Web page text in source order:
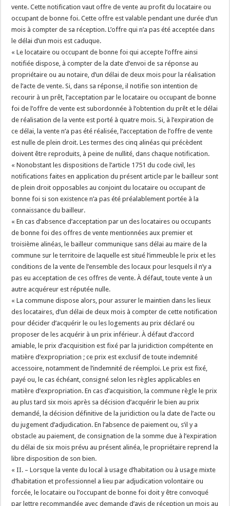
vente. Cette notification vaut offre de vente au profit du locataire ou
occupant de bonne foi. Cette offre est valable pendant une durée d’un
mois à compter de sa réception. L’offre qui n’a pas été acceptée dans
le délai d’un mois est caduque.
« Le locataire ou occupant de bonne foi qui accepte l’offre ainsi
notifiée dispose, à compter de la date d’envoi de sa réponse au
propriétaire ou au notaire, d’un délai de deux mois pour la réalisation
de l’acte de vente. Si, dans sa réponse, il notifie son intention de
recourir à un prêt, l’acceptation par le locataire ou occupant de bonne
foi de l’offre de vente est subordonnée à l’obtention du prêt et le délai
de réalisation de la vente est porté à quatre mois. Si, à l’expiration de
ce délai, la vente n’a pas été réalisée, l’acceptation de l’offre de vente
est nulle de plein droit. Les termes des cinq alinéas qui précèdent
doivent être reproduits, à peine de nullité, dans chaque notification.
« Nonobstant les dispositions de l’article 1751 du code civil, les
notifications faites en application du présent article par le bailleur sont
de plein droit opposables au conjoint du locataire ou occupant de
bonne foi si son existence n’a pas été préalablement portée à la
connaissance du bailleur.
« En cas d’absence d’acceptation par un des locataires ou occupants
de bonne foi des offres de vente mentionnées aux premier et
troisième alinéas, le bailleur communique sans délai au maire de la
commune sur le territoire de laquelle est situé l’immeuble le prix et les
conditions de la vente de l’ensemble des locaux pour lesquels il n’y a
pas eu acceptation de ces offres de vente. À défaut, toute vente à un
autre acquéreur est réputée nulle.
« La commune dispose alors, pour assurer le maintien dans les lieux
des locataires, d’un délai de deux mois à compter de cette notification
pour décider d’acquérir le ou les logements au prix déclaré ou
proposer de les acquérir à un prix inférieur. À défaut d’accord
amiable, le prix d’acquisition est fixé par la juridiction compétente en
matière d’expropriation ; ce prix est exclusif de toute indemnité
accessoire, notamment de l’indemnité de réemploi. Le prix est fixé,
payé ou, le cas échéant, consigné selon les règles applicables en
matière d’expropriation. En cas d’acquisition, la commune règle le prix
au plus tard six mois après sa décision d’acquérir le bien au prix
demandé, la décision définitive de la juridiction ou la date de l’acte ou
du jugement d’adjudication. En l’absence de paiement ou, s’il y a
obstacle au paiement, de consignation de la somme due à l’expiration
du délai de six mois prévu au présent alinéa, le propriétaire reprend la
libre disposition de son bien.
« II. – Lorsque la vente du local à usage d’habitation ou à usage mixte
d’habitation et professionnel a lieu par adjudication volontaire ou
forcée, le locataire ou l’occupant de bonne foi doit y être convoqué
par lettre recommandée avec demande d’avis de réception un mois au